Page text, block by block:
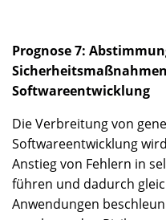
Prognose 7:
Softwareentwicklung
Die Verbreitung von
Softwareentwicklung
Anstieg von Fehlern in
führen und dadurch
Anwendungen